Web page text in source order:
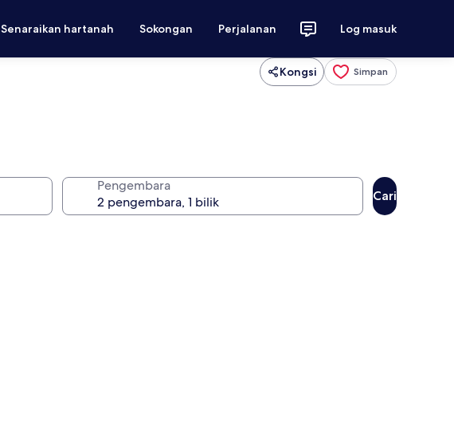
Senaraikan hartanah Sokongan Perjalanan Log masuk
Kongsi Simpan
Pengembara
Cari